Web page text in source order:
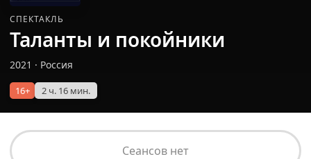
СПЕКТАКЛЬ
Таланты и покойники
2021 · Россия
16+ 2 ч. 16 мин.
Сеансов нет